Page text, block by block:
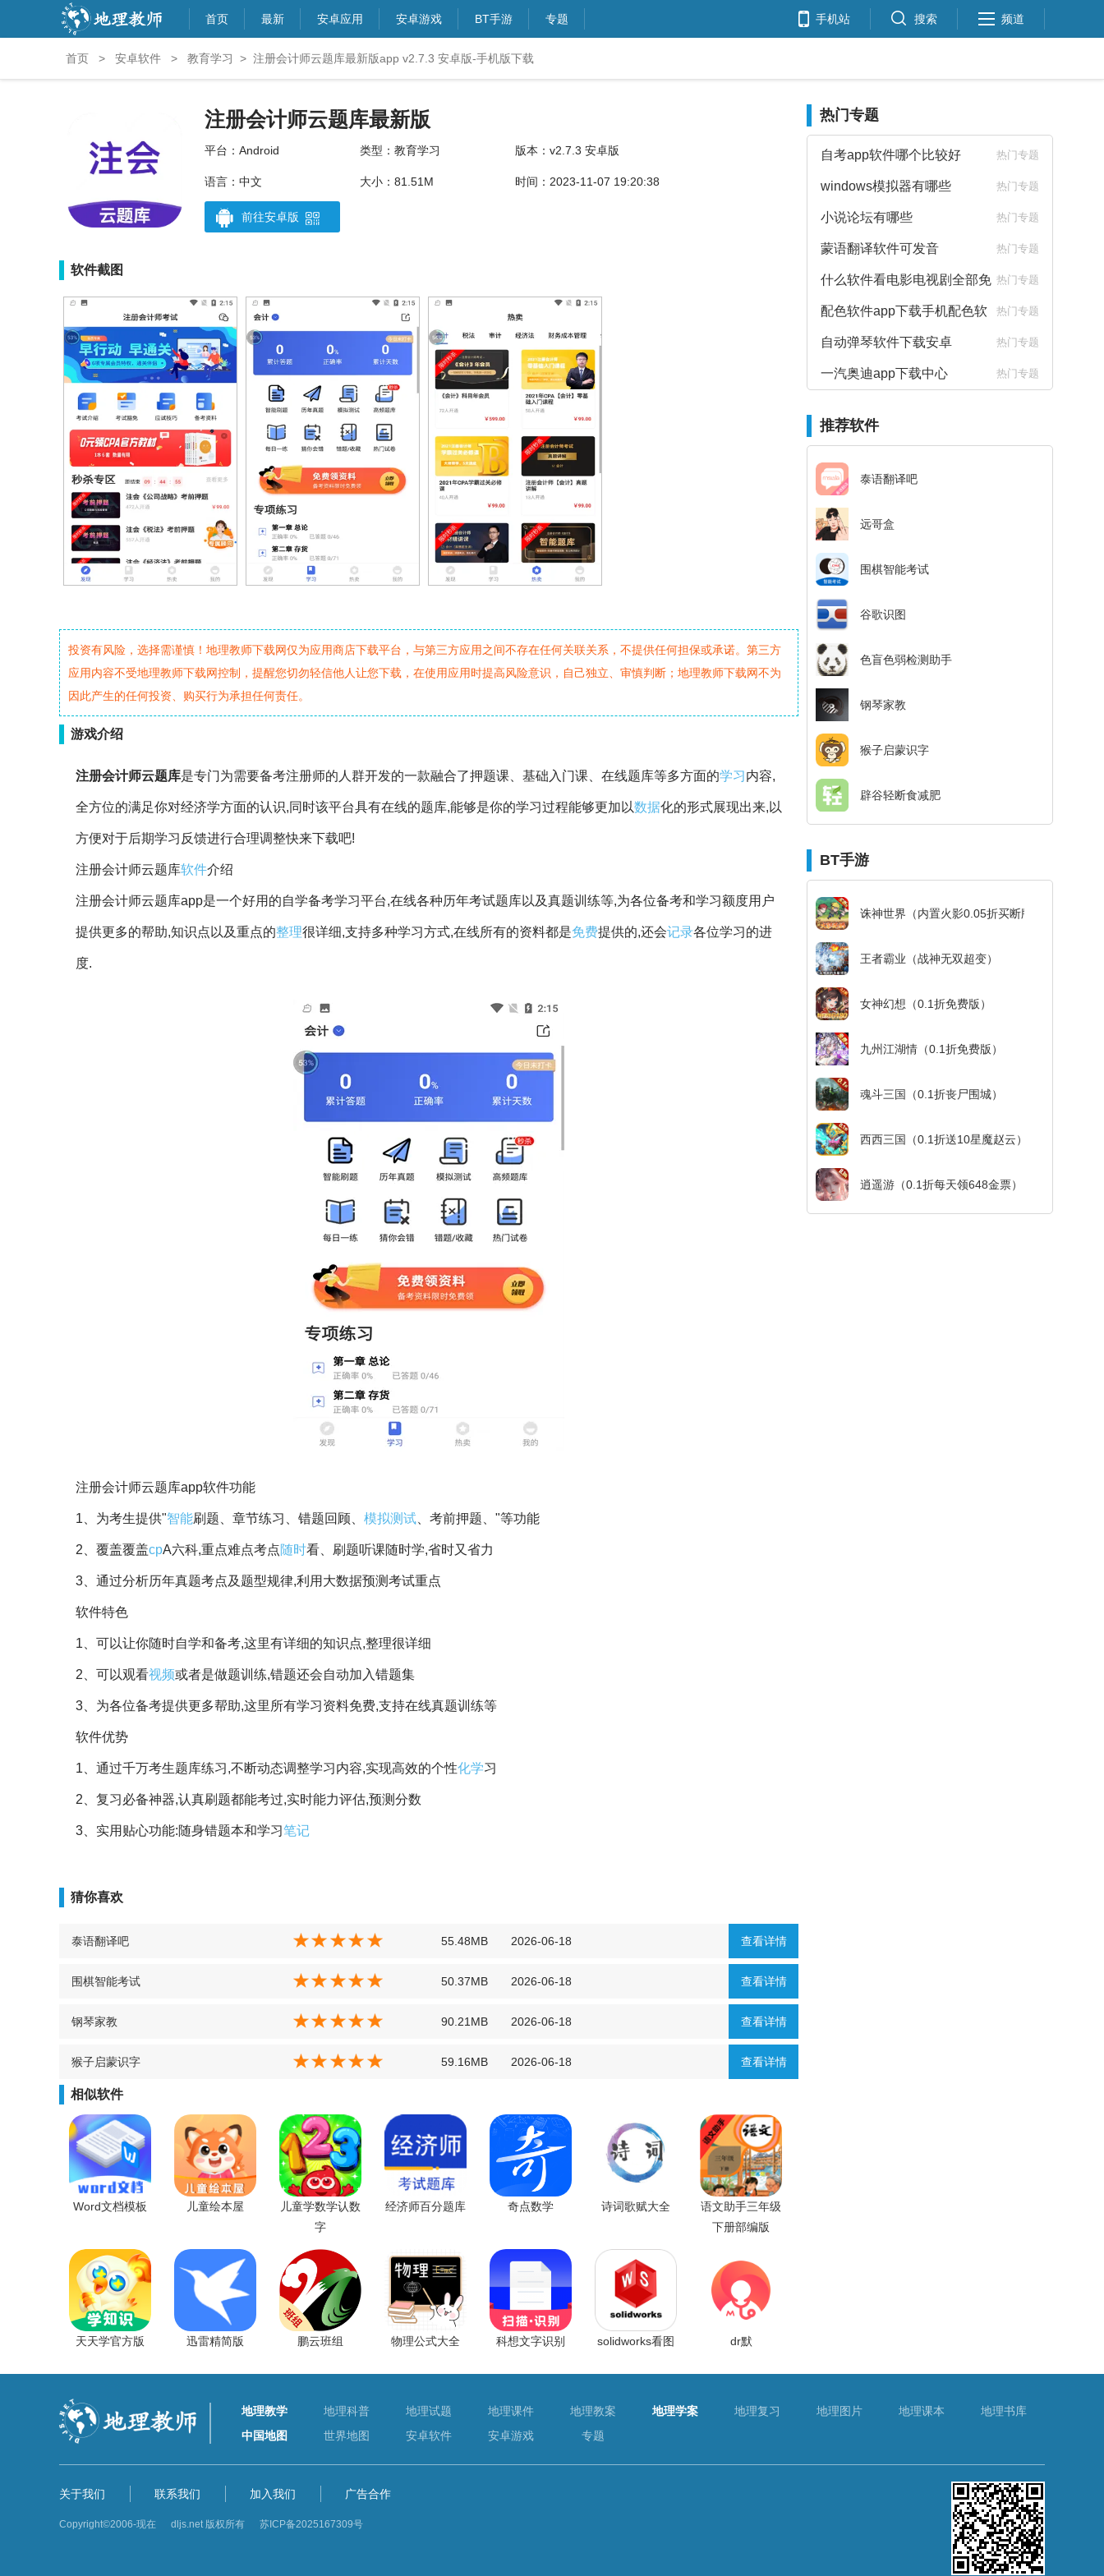
首页 最新 安卓应用 安卓游戏 BT手游 专题 手机站 搜索 频道
首页 > 安卓软件 > 教育学习 > 注册会计师云题库最新版app v2.7.3 安卓版-手机版下载
注册会计师云题库最新版
平台：Android 类型：教育学习 版本：v2.7.3 安卓版
语言：中文 大小：81.51M 时间：2023-11-07 19:20:38
前往安卓版
软件截图
投资有风险，选择需谨慎！地理教师下载网仅为应用商店下载平台，与第三方应用之间不存在任何关联关系，不提供任何担保或承诺。第三方
应用内容不受地理教师下载网控制，提醒您切勿轻信他人让您下载，在使用应用时提高风险意识，自己独立、审慎判断；地理教师下载网不为
因此产生的任何投资、购买行为承担任何责任。
游戏介绍
注册会计师云题库是专门为需要备考注册师的人群开发的一款融合了押题课、基础入门课、在线题库等多方面的学习内容,
全方位的满足你对经济学方面的认识,同时该平台具有在线的题库,能够是你的学习过程能够更加以数据化的形式展现出来,以
方便对于后期学习反馈进行合理调整快来下载吧!
注册会计师云题库软件介绍
注册会计师云题库app是一个好用的自学备考学习平台,在线各种历年考试题库以及真题训练等,为各位备考和学习额度用户
提供更多的帮助,知识点以及重点的整理很详细,支持多种学习方式,在线所有的资料都是免费提供的,还会记录各位学习的进
度.
注册会计师云题库app软件功能
1、为考生提供"智能刷题、章节练习、错题回顾、 模拟测试 、考前押题、"等功能
2、覆盖覆盖cpA六科,重点难点考点随时看、刷题听课随时学,省时又省力
3、通过分析历年真题考点及题型规律,利用大数据预测考试重点
软件特色
1、可以让你随时自学和备考,这里有详细的知识点,整理很详细
2、可以观看视频或者是做题训练,错题还会自动加入错题集
3、为各位备考提供更多帮助,这里所有学习资料免费,支持在线真题训练等
软件优势
1、通过千万考生题库练习,不断动态调整学习内容,实现高效的个性化学习
2、复习必备神器,认真刷题都能考过,实时能力评估,预测分数
3、实用贴心功能:随身错题本和学习笔记
猜你喜欢
查看详情
泰语翻译吧 55.48MB 2026-06-18
查看详情
围棋智能考试 50.37MB 2026-06-18
查看详情
钢琴家教 90.21MB 2026-06-18
查看详情
猴子启蒙识字 59.16MB 2026-06-18
相似软件
Word文档模板 儿童绘本屋
儿童学数学认数
字
经济师百分题库 奇点数学 诗词歌赋大全
语文助手三年级
下册部编版
天天学官方版 迅雷精简版 鹏云班组 物理公式大全 科想文字识别 solidworks看图 dr默
热门专题
自考app软件哪个比较好 热门专题
windows模拟器有哪些 热门专题
小说论坛有哪些 热门专题
蒙语翻译软件可发音 热门专题
什么软件看电影电视剧全部免
费
热门专题
配色软件app下载手机配色软
件下载
热门专题
自动弹琴软件下载安卓 热门专题
一汽奥迪app下载中心 热门专题
推荐软件
泰语翻译吧
远哥盒
围棋智能考试
谷歌识图
色盲色弱检测助手
钢琴家教
猴子启蒙识字
辟谷轻断食减肥
BT手游
诛神世界（内置火影0.05折买断版）
王者霸业（战神无双超变）
女神幻想（0.1折免费版）
九州江湖情（0.1折免费版）
魂斗三国（0.1折丧尸围城）
西西三国（0.1折送10星魔赵云）
逍遥游（0.1折每天领648金票）
地理教学 地理科普 地理试题 地理课件 地理教案 地理学案 地理复习 地理图片 地理课本
地理书库
中国地图
世界地图 安卓软件 安卓游戏 专题
关于我们 联系我们 加入我们 广告合作
Copyright©2006-现在 dljs.net 版权所有 苏ICP备2025167309号